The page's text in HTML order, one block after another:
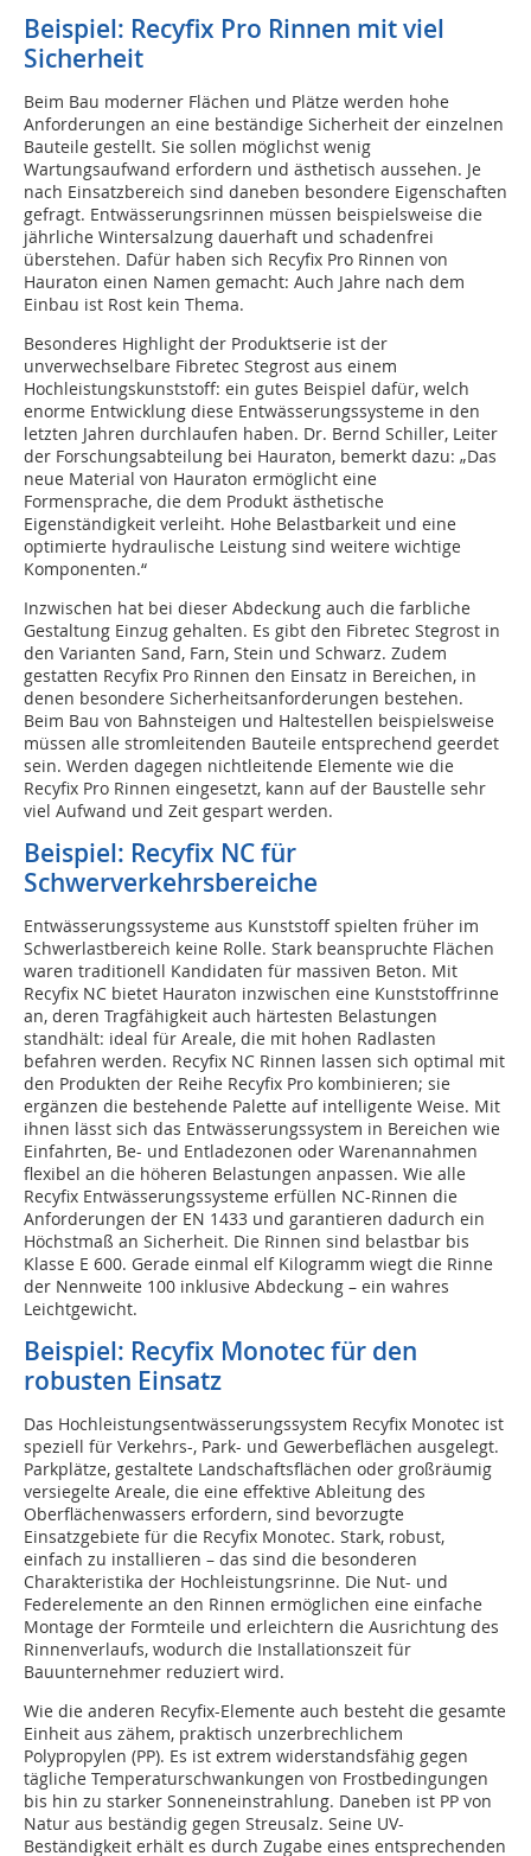
Beispiel: Recyfix Pro Rinnen mit viel
Sicherheit
Beim Bau moderner Flächen und Plätze werden hohe
Anforderungen an eine beständige Sicherheit der einzelnen
Bauteile gestellt. Sie sollen möglichst wenig
Wartungsaufwand erfordern und ästhetisch aussehen. Je
nach Einsatzbereich sind daneben besondere Eigenschaften
gefragt. Entwässerungsrinnen müssen beispielsweise die
jährliche Wintersalzung dauerhaft und schadenfrei
überstehen. Dafür haben sich Recyfix Pro Rinnen von
Hauraton einen Namen gemacht: Auch Jahre nach dem
Einbau ist Rost kein Thema.
Besonderes Highlight der Produktserie ist der
unverwechselbare Fibretec Stegrost aus einem
Hochleistungskunststoff: ein gutes Beispiel dafür, welch
enorme Entwicklung diese Entwässerungssysteme in den
letzten Jahren durchlaufen haben. Dr. Bernd Schiller, Leiter
der Forschungsabteilung bei Hauraton, bemerkt dazu: „Das
neue Material von Hauraton ermöglicht eine
Formensprache, die dem Produkt ästhetische
Eigenständigkeit verleiht. Hohe Belastbarkeit und eine
optimierte hydraulische Leistung sind weitere wichtige
Komponenten.“
Inzwischen hat bei dieser Abdeckung auch die farbliche
Gestaltung Einzug gehalten. Es gibt den Fibretec Stegrost in
den Varianten Sand, Farn, Stein und Schwarz. Zudem
gestatten Recyfix Pro Rinnen den Einsatz in Bereichen, in
denen besondere Sicherheitsanforderungen bestehen.
Beim Bau von Bahnsteigen und Haltestellen beispielsweise
müssen alle stromleitenden Bauteile entsprechend geerdet
sein. Werden dagegen nichtleitende Elemente wie die
Recyfix Pro Rinnen eingesetzt, kann auf der Baustelle sehr
viel Aufwand und Zeit gespart werden.
Beispiel: Recyfix NC für
Schwerverkehrsbereiche
Entwässerungssysteme aus Kunststoff spielten früher im
Schwerlastbereich keine Rolle. Stark beanspruchte Flächen
waren traditionell Kandidaten für massiven Beton. Mit
Recyfix NC bietet Hauraton inzwischen eine Kunststoffrinne
an, deren Tragfähigkeit auch härtesten Belastungen
standhält: ideal für Areale, die mit hohen Radlasten
befahren werden. Recyfix NC Rinnen lassen sich optimal mit
den Produkten der Reihe Recyfix Pro kombinieren; sie
ergänzen die bestehende Palette auf intelligente Weise. Mit
ihnen lässt sich das Entwässerungssystem in Bereichen wie
Einfahrten, Be- und Entladezonen oder Warenannahmen
flexibel an die höheren Belastungen anpassen. Wie alle
Recyfix Entwässerungssysteme erfüllen NC-Rinnen die
Anforderungen der EN 1433 und garantieren dadurch ein
Höchstmaß an Sicherheit. Die Rinnen sind belastbar bis
Klasse E 600. Gerade einmal elf Kilogramm wiegt die Rinne
der Nennweite 100 inklusive Abdeckung – ein wahres
Leichtgewicht.
Beispiel: Recyfix Monotec für den
robusten Einsatz
Das Hochleistungsentwässerungssystem Recyfix Monotec ist
speziell für Verkehrs-, Park- und Gewerbeflächen ausgelegt.
Parkplätze, gestaltete Landschaftsflächen oder großräumig
versiegelte Areale, die eine effektive Ableitung des
Oberflächenwassers erfordern, sind bevorzugte
Einsatzgebiete für die Recyfix Monotec. Stark, robust,
einfach zu installieren – das sind die besonderen
Charakteristika der Hochleistungsrinne. Die Nut- und
Federelemente an den Rinnen ermöglichen eine einfache
Montage der Formteile und erleichtern die Ausrichtung des
Rinnenverlaufs, wodurch die Installationszeit für
Bauunternehmer reduziert wird.
Wie die anderen Recyfix-Elemente auch besteht die gesamte
Einheit aus zähem, praktisch unzerbrechlichem
Polypropylen (PP). Es ist extrem widerstandsfähig gegen
tägliche Temperaturschwankungen von Frostbedingungen
bis hin zu starker Sonneneinstrahlung. Daneben ist PP von
Natur aus beständig gegen Streusalz. Seine UV-
Beständigkeit erhält es durch Zugabe eines entsprechenden